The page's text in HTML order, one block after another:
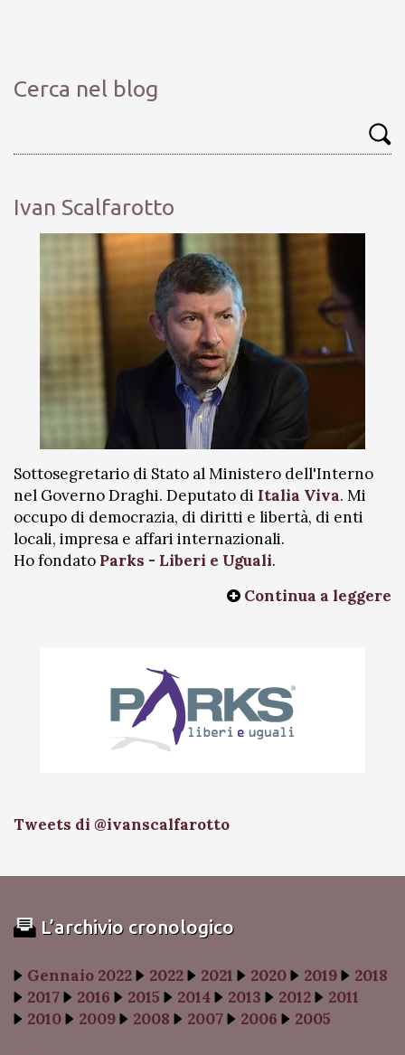
Cerca nel blog
Ivan Scalfarotto
Sottosegretario di Stato al Ministero dell'Interno
nel Governo Draghi. Deputato di Italia Viva. Mi
occupo di democrazia, di diritti e libertà, di enti
locali, impresa e affari internazionali.
Ho fondato Parks - Liberi e Uguali.
Continua a leggere
Tweets di @ivanscalfarotto
L’archivio cronologico
Gennaio 2022 2022 2021 2020 2019
2018
2017
2016 2015 2014 2013 2012
2011
2010
2009 2008 2007 2006 2005